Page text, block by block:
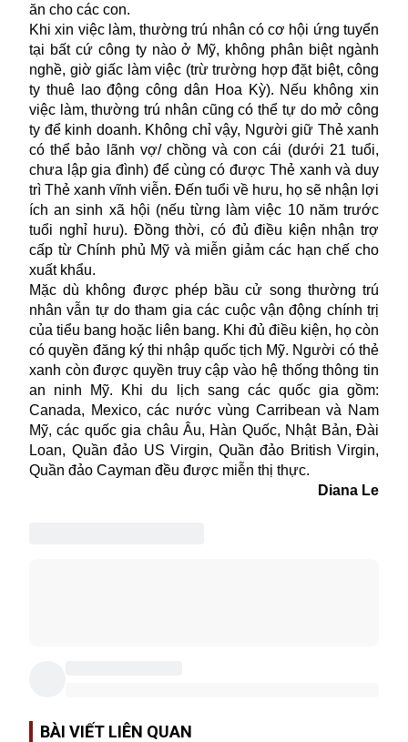
ăn cho các con.
Khi xin việc làm, thường trú nhân có cơ hội ứng tuyển
tại bất cứ công ty nào ở Mỹ, không phân biệt ngành
nghề, giờ giấc làm việc (trừ trường hợp đặt biệt, công
ty thuê lao động công dân Hoa Kỳ). Nếu không xin
việc làm, thường trú nhân cũng có thể tự do mở công
ty để kinh doanh. Không chỉ vậy, Người giữ Thẻ xanh
có thể bảo lãnh vợ/ chồng và con cái (dưới 21 tuổi,
chưa lập gia đình) để cùng có được Thẻ xanh và duy
trì Thẻ xanh vĩnh viễn. Đến tuổi về hưu, họ sẽ nhận lợi
ích an sinh xã hội (nếu từng làm việc 10 năm trước
tuổi nghỉ hưu). Đồng thời, có đủ điều kiện nhận trợ
cấp từChính phủ Mỹ và miễn giảm các hạn chế cho
xuất khẩu.
Mặc dù không được phép bầu cử song thường trú
nhân vẫn tự do tham gia các cuộc vận động chính trị
của tiểu bang hoặc liên bang. Khi đủ điều kiện, họ còn
có quyền đăng ký thi nhập quốc tịch Mỹ. Người có thẻ
xanh còn được quyền truy cập vào hệ thống thông tin
an ninh Mỹ. Khidu lịch sang các quốc gia gồm:
Canada, Mexico, các nước vùng Carribean và Nam
Mỹ, các quốc gia châu Âu, Hàn Quốc, Nhật Bản, Đài
Loan, Quần đảo US Virgin, Quần đảo British Virgin,
Quần đảo Cayman đều được miễn thị thực.
Diana Le
BÀI VIẾT LIÊN QUAN